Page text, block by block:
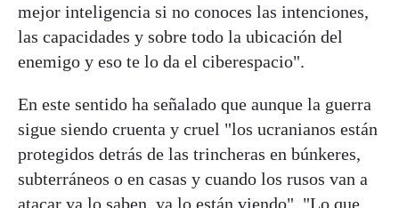
mejor inteligencia si no conoces las intenciones,
las capacidades y sobre todo la ubicación del
enemigo y eso te lo da el ciberespacio".
En este sentido ha señalado que aunque la guerra
sigue siendo cruenta y cruel "los ucranianos están
protegidos detrás de las trincheras en búnkeres,
subterráneos o en casas y cuando los rusos van a
atacar ya lo saben, ya lo están viendo". "Lo que